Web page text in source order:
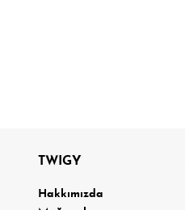
TWIGY
Hakkımızda